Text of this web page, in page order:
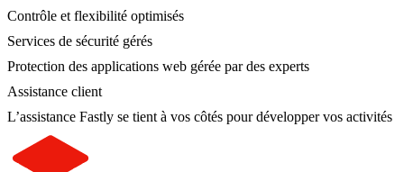
Contrôle et flexibilité optimisés
Services de sécurité gérés
Protection des applications web gérée par des experts
Assistance client
L’assistance Fastly se tient à vos côtés pour développer vos activités